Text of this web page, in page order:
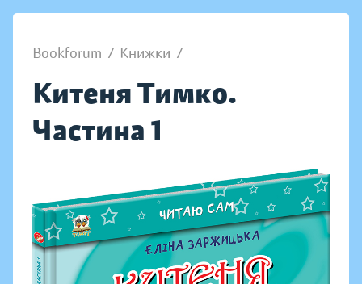
Bookforum / Книжки /
Китеня Тимко.
Частина 1